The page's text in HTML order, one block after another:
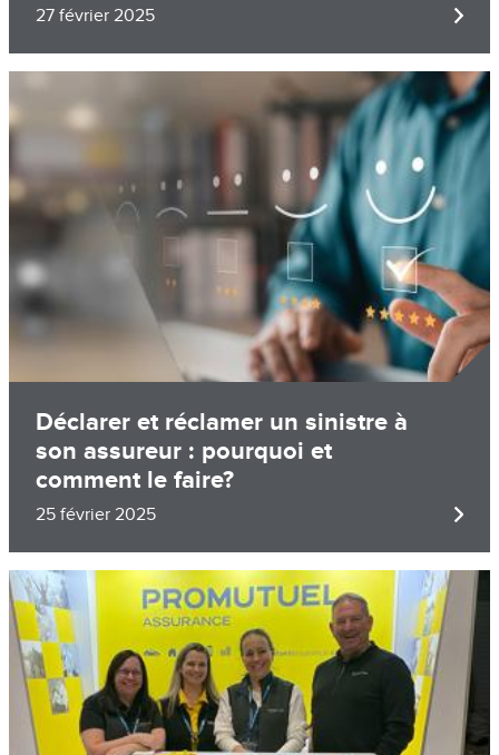
27 février 2025
Image
Déclarer et réclamer un sinistre à
son assureur : pourquoi et
comment le faire?
25 février 2025
Image